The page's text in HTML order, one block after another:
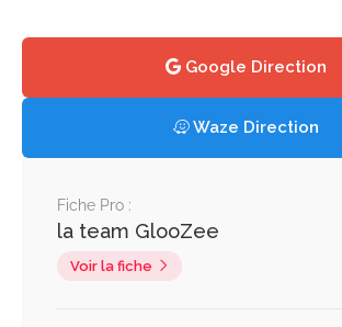
Google Direction
Waze Direction
Fiche Pro :
la team GlooZee
Voir la fiche